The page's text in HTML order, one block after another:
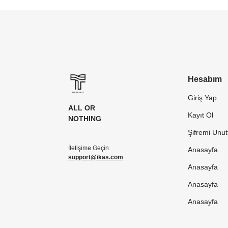
ALL OR
NOTHING
İletişime Geçin
support@ikas.com
Hesabım
Giriş Yap
Kayıt Ol
Şifremi
Anasayfa
Anasayfa
Anasayfa
Anasayfa